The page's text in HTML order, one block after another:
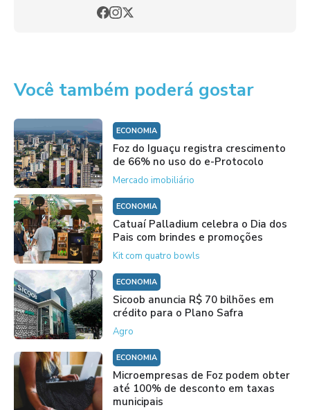
Você também poderá gostar
ECONOMIA
Foz do Iguaçu registra crescimento
de 66% no uso do e-Protocolo
Mercado imobiliário
ECONOMIA
Catuaí Palladium celebra o Dia dos
Pais com brindes e promoções
Kit com quatro bowls
ECONOMIA
Sicoob anuncia R$ 70 bilhões em
crédito para o Plano Safra
Agro
ECONOMIA
Microempresas de Foz podem obter
até 100% de desconto em taxas
municipais